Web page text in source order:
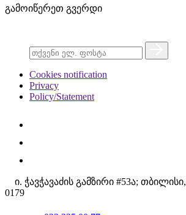
გამოიწერეთ გვერდი
Cookies notification
Privacy
Policy/Statement
ი. ჭავჭავაძის გამზირი #53ა;
0179